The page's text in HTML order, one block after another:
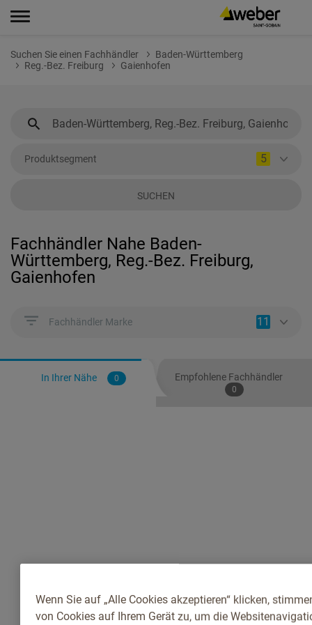
Suchen Sie einen Fachhändler
Baden-Württemberg
Reg.-Bez. Freiburg
Gaienhofen
Produktsegment 5
SUCHEN
Fachhändler Nahe Baden-
Württemberg, Reg.-Bez. Freiburg,
Gaienhofen
Fachhändler Marke 11
In Ihrer Nähe 0 Empfohlene Fachhändler
0
Wenn Sie auf „Alle Cookies akzeptieren“ klicken,
von Cookies auf Ihrem Gerät zu, um die